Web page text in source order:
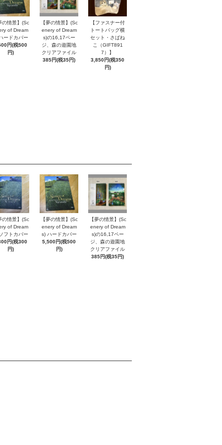
の情景】(Sc
of Dream
ードカバー
円(税500
円)
【夢の情景】(Sc
enery of Dream
s)の16,17ペー
ジ、森の遊園地
クリアファイル
385円(税35円)
【ファスナー付
トートバッグ横
セット・さばね
こ（GIFT891
7）】
3,850円(税350
円)
の情景】(Sc
of Dream
フトカバー
円(税300
円)
【夢の情景】(Sc
enery of Dream
s) ハードカバー
5,500円(税500
円)
【夢の情景】(Sc
enery of Dream
s)の16,17ペー
ジ、森の遊園地
クリアファイル
385円(税35円)